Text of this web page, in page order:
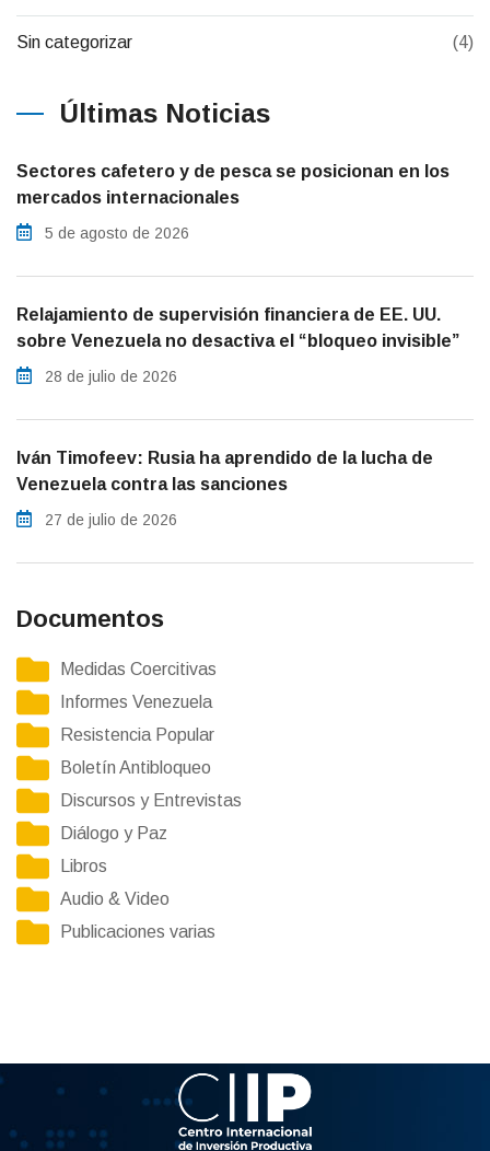
Sin categorizar (4)
Últimas Noticias
Sectores cafetero y de pesca se posicionan en los
mercados internacionales
5 de agosto de 2026
Relajamiento de supervisión financiera de EE. UU.
sobre Venezuela no desactiva el “bloqueo invisible”
28 de julio de 2026
Iván Timofeev: Rusia ha aprendido de la lucha de
Venezuela contra las sanciones
27 de julio de 2026
Documentos
Medidas Coercitivas
Informes Venezuela
Resistencia Popular
Boletín Antibloqueo
Discursos y Entrevistas
Diálogo y Paz
Libros
Audio & Video
Publicaciones varias